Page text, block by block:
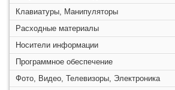
Клавиатуры, Манипуляторы
Расходные материалы
Носители информации
Программное обеспечение
Фото, Видео, Телевизоры, Электроника